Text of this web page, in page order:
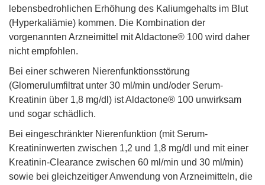
lebensbedrohlichen Erhöhung des Kaliumgehalts im Blut
(Hyperkaliämie) kommen. Die Kombination der
vorgenannten Arzneimittel mit Aldactone® 100 wird daher
nicht empfohlen.
Bei einer schweren Nierenfunktionsstörung
(Glomerulumfiltrat unter 30 ml/min und/oder Serum-
Kreatinin über 1,8 mg/dl) ist Aldactone® 100 unwirksam
und sogar schädlich.
Bei eingeschränkter Nierenfunktion (mit Serum-
Kreatininwerten zwischen 1,2 und 1,8 mg/dl und mit einer
Kreatinin-Clearance zwischen 60 ml/min und 30 ml/min)
sowie bei gleichzeitiger Anwendung von Arzneimitteln, die